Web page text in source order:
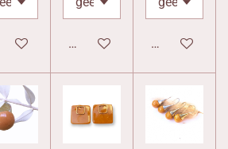
In winkelwagenIn